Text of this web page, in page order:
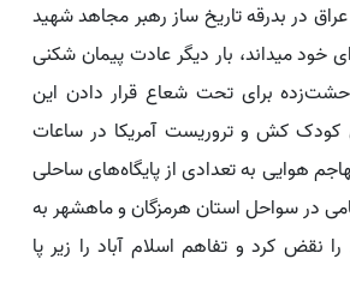
در بدرقه تاریخ ساز رهبر مجاهد شهید
خود میداند، بار دیگر عادت پیمان شکنی
برای تحت شعاع قرار دادن این
کودک کش و تروریست آمریکا در ساعات
تهاجم هوایی به تعدادی از پایگاه‌های ساحلی
در سواحل استان هرمزگان و ماهشهر به
نقض کرد و تفاهم اسلام آباد را زیر پا